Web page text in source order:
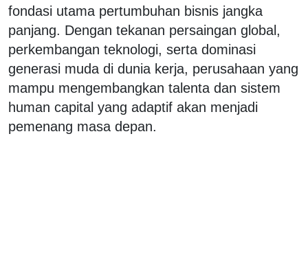
fondasi utama pertumbuhan bisnis jangka
panjang. Dengan tekanan persaingan global,
perkembangan teknologi, serta dominasi
generasi muda di dunia kerja, perusahaan yang
mampu mengembangkan talenta dan sistem
human capital yang adaptif akan menjadi
pemenang masa depan.